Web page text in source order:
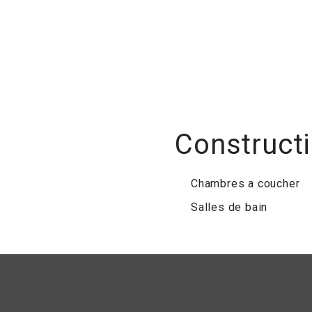
Chambres a coucher
Salles de bain